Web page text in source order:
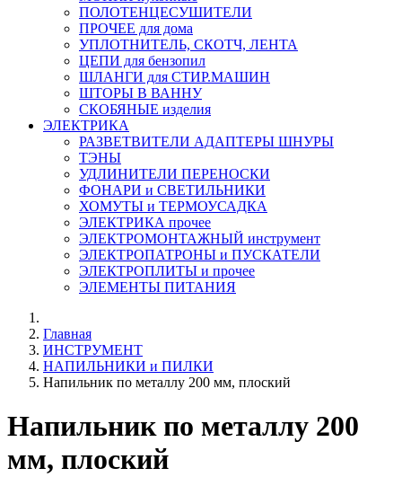
ПОЛОТЕНЦЕСУШИТЕЛИ
ПРОЧЕЕ для дома
УПЛОТНИТЕЛЬ, СКОТЧ, ЛЕНТА
ЦЕПИ для бензопил
ШЛАНГИ для СТИР.МАШИН
ШТОРЫ В ВАННУ
СКОБЯНЫЕ изделия
ЭЛЕКТРИКА
РАЗВЕТВИТЕЛИ АДАПТЕРЫ ШНУРЫ
ТЭНЫ
УДЛИНИТЕЛИ ПЕРЕНОСКИ
ФОНАРИ и СВЕТИЛЬНИКИ
ХОМУТЫ и ТЕРМОУСАДКА
ЭЛЕКТРИКА прочее
ЭЛЕКТРОМОНТАЖНЫЙ инструмент
ЭЛЕКТРОПАТРОНЫ и ПУСКАТЕЛИ
ЭЛЕКТРОПЛИТЫ и прочее
ЭЛЕМЕНТЫ ПИТАНИЯ
Главная
ИНСТРУМЕНТ
НАПИЛЬНИКИ и ПИЛКИ
Напильник по металлу 200 мм, плоский
Напильник по металлу 200
мм, плоский